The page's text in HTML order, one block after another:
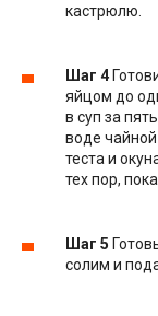
кастрюлю.
Шаг 4
яйцом до
в суп за
воде
теста и
тех пор,
Шаг 5
солим и